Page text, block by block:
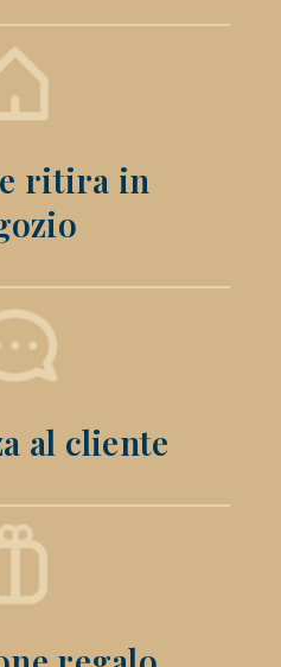
ritira in
al cliente